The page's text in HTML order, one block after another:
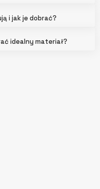
i jak je dobrać?
idealny materiał?